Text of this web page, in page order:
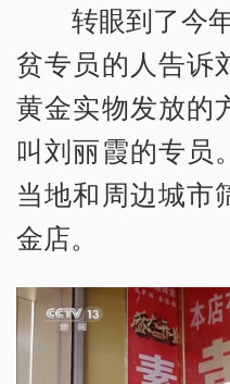
转眼到了今年
贫专员的人告诉
黄金实物发放的
叫刘丽霞的专员
当地和周边城市
金店。